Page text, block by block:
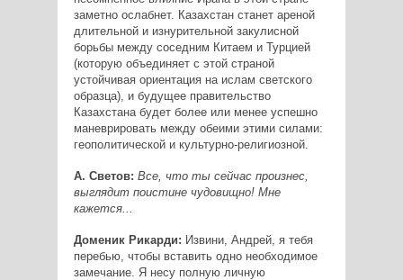
заметно ослабнет. Казахстан станет ареной
длительной и изнурительной закулисной
борьбы между соседним Китаем и Турцией
(которую объединяет с этой страной
устойчивая ориентация на ислам светского
образца), и будущее правительство
Казахстана будет более или менее успешно
маневрировать между обеими этими силами:
геополитической и культурно-религиозной.
А. Светов: Все, что ты сейчас произнес,
выглядит поистине чудовищно! Мне
кажется...
Доменик Рикарди: Извини, Андрей, я тебя
перебью, чтобы вставить одно необходимое
замечание. Я несу полную личную